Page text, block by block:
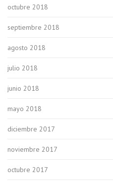
octubre 2018
septiembre 2018
agosto 2018
julio 2018
junio 2018
mayo 2018
diciembre 2017
noviembre 2017
octubre 2017